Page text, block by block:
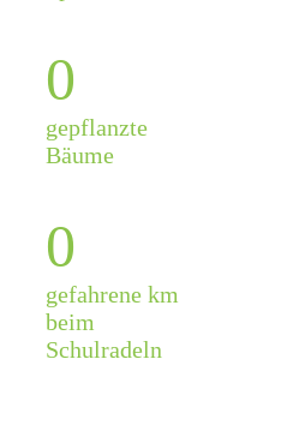
0
gepflanzte
Bäume
0
gefahrene km
beim
Schulradeln